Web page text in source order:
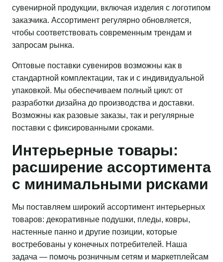
сувенирной продукции, включая изделия с логотипом
заказчика. Ассортимент регулярно обновляется,
чтобы соответствовать современным трендам и
запросам рынка.
Оптовые поставки сувениров возможны как в
стандартной комплектации, так и с индивидуальной
упаковкой. Мы обеспечиваем полный цикл: от
разработки дизайна до производства и доставки.
Возможны как разовые заказы, так и регулярные
поставки с фиксированными сроками.
Интерьерные товары:
расширение ассортимента
с минимальными рисками
Мы поставляем широкий ассортимент интерьерных
товаров: декоративные подушки, пледы, ковры,
настенные панно и другие позиции, которые
востребованы у конечных потребителей. Наша
задача — помочь розничным сетям и маркетплейсам